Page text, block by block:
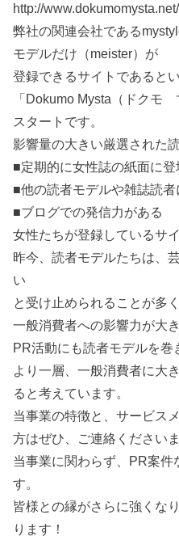
http://www.dokumomysta.net/
弊社の関連会社である
モデルだけ（meister）が
登録できるサイトであると
「Dokumo Mysta（ドクモ
スタートです。
影響量の大きい厳選された
■定期的に女性誌の紙面に登
■他の読者モデルや雑誌読
■ブログでの発信力がある
女性たちが登録しているサイ
昨今、読者モデルたちは、
い
と受け止められることが多く
一般消費者への影響力が大
PR活動にも読者モデルを巻
より一層、一般消費者に大
ると考えています。
当事業の特徴と、サービス
方はぜひ、ご連絡くださいま
当事業に関わらず、PR案件
す。
皆様との縁がさらに強くな
ります！